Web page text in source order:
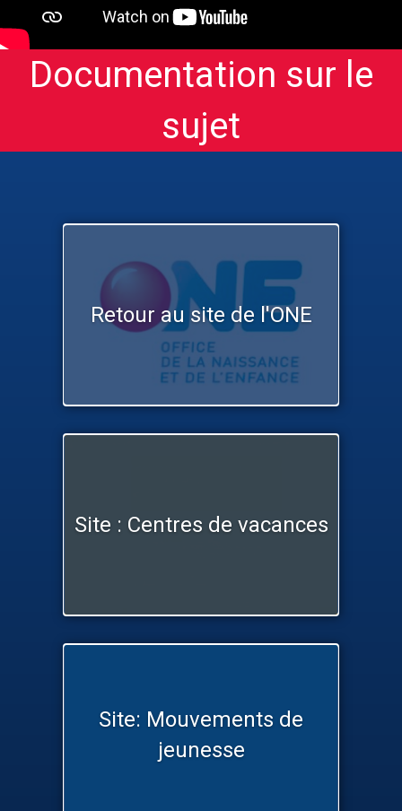
Documentation sur le
sujet
Retour au site de l'ONE
Site : Centres de vacances
Site: Mouvements de
jeunesse